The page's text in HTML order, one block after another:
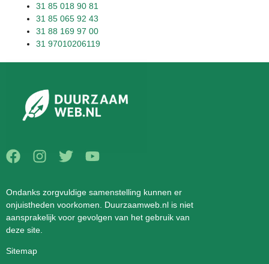
31 85 018 90 81
31 85 065 92 43
31 88 169 97 00
31 97010206119
Ondanks zorgvuldige samenstelling kunnen er
onjuistheden voorkomen. Duurzaamweb.nl is niet
aansprakelijk voor gevolgen van het gebruik van
deze site.
Sitemap